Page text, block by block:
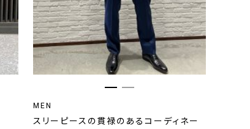
MEN
スリーピースの貫禄のあるコーディネー